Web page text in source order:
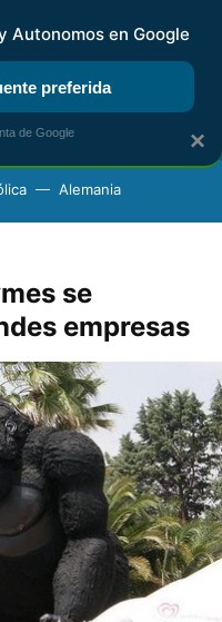
DIGITAL RENTA
Alemania
se
empresas
×
Autonomos en Google
preferida
de Google